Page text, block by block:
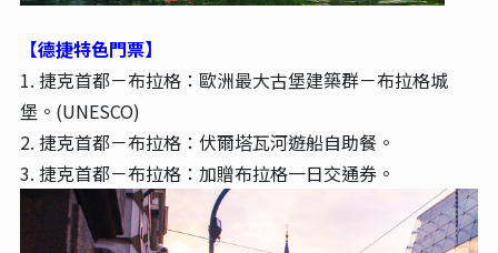
【德捷特色門票】
1. 捷克首都－布拉格：歐洲最大古堡建築群－布拉格城
堡。(UNESCO)
2. 捷克首都－布拉格：伏爾塔瓦河遊船自助餐。
3. 捷克首都－布拉格：加贈布拉格一日交通券。